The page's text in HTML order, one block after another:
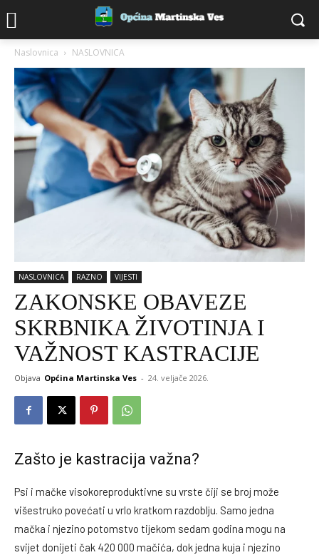
Naslovnica NASLOVNICA
NASLOVNICA RAZNO VIJESTI
ZAKONSKE OBAVEZE
SKRBNIKA ŽIVOTINJA I
VAŽNOST KASTRACIJE
Objava Općina Martinska Ves - 24. veljače 2026.
Zašto je kastracija važna?
Psi i mačke visokoreproduktivne su vrste čiji se broj može
višestruko povećati u vrlo kratkom razdoblju. Samo jedna
mačka i njezino potomstvo tijekom sedam godina mogu na
svijet donijeti čak 420 000 mačića, dok jedna kuja i njezino